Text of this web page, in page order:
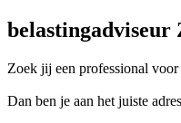
belastingadviseur
Zoek jij een professional
Dan ben je aan het juiste